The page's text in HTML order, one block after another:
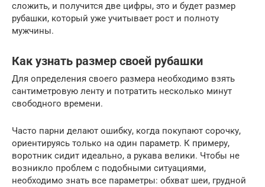
сложить, и получится две цифры, это и будет размер
рубашки, который уже учитывает рост и полноту
мужчины.
Как узнать размер своей рубашки
Для определения своего размера необходимо взять
сантиметровую ленту и потратить несколько минут
свободного времени.
Часто парни делают ошибку, когда покупают сорочку,
ориентируясь только на один параметр. К примеру,
воротник сидит идеально, а рукава велики. Чтобы не
возникло проблем с подобными ситуациями,
необходимо знать все параметры: обхват шеи, грудной